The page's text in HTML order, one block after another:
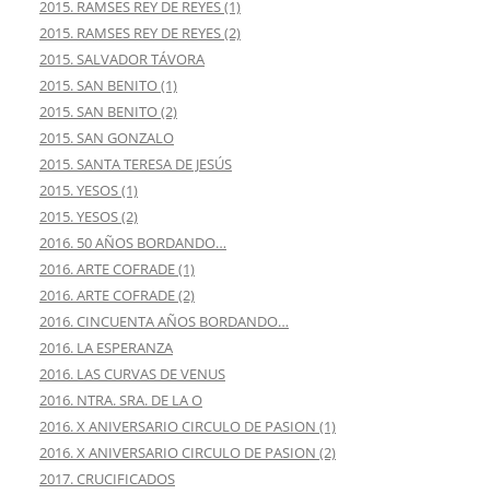
2015. RAMSES REY DE REYES (1)
2015. RAMSES REY DE REYES (2)
2015. SALVADOR TÁVORA
2015. SAN BENITO (1)
2015. SAN BENITO (2)
2015. SAN GONZALO
2015. SANTA TERESA DE JESÚS
2015. YESOS (1)
2015. YESOS (2)
2016. 50 AÑOS BORDANDO…
2016. ARTE COFRADE (1)
2016. ARTE COFRADE (2)
2016. CINCUENTA AÑOS BORDANDO…
2016. LA ESPERANZA
2016. LAS CURVAS DE VENUS
2016. NTRA. SRA. DE LA O
2016. X ANIVERSARIO CIRCULO DE PASION (1)
2016. X ANIVERSARIO CIRCULO DE PASION (2)
2017. CRUCIFICADOS